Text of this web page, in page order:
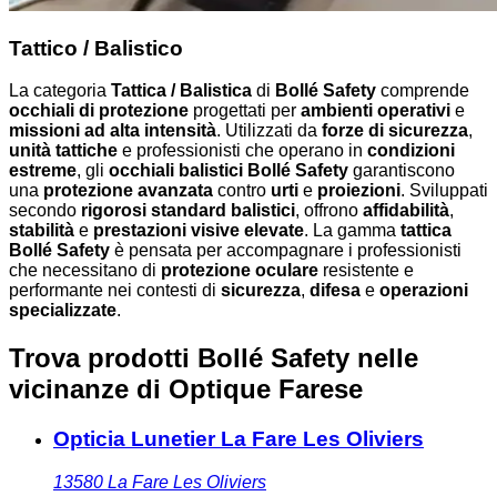
Tattico / Balistico
La categoria Tattica / Balistica di Bollé Safety comprende
occhiali di protezione progettati per ambienti operativi e
missioni ad alta intensità. Utilizzati da forze di sicurezza,
unità tattiche e professionisti che operano in condizioni
estreme, gli occhiali balistici Bollé Safety garantiscono
una protezione avanzata contro urti e proiezioni. Sviluppati
secondo rigorosi standard balistici, offrono affidabilità,
stabilità e prestazioni visive elevate. La gamma tattica
Bollé Safety è pensata per accompagnare i professionisti
che necessitano di protezione oculare resistente e
performante nei contesti di sicurezza, difesa e operazioni
specializzate.
Trova prodotti Bollé Safety nelle
vicinanze di Optique Farese
Opticia Lunetier La Fare Les Oliviers
13580 La Fare Les Oliviers